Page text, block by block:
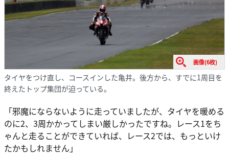
画像(6枚)
タイヤをつけ直し、コースインした亀井。後方から、すでに1周目を
終えたトップ集団が迫っている。
「邪魔にならないように走っていましたが、タイヤを暖める
のに2、3周かかってしまい厳しかったですね。レース1をち
ゃんと走ることができていれば、レース2では、もっといけ
たかもしれません」